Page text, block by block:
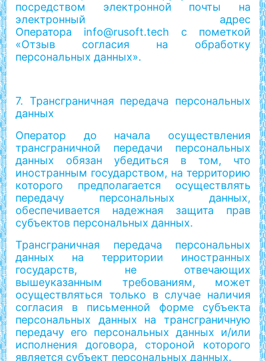
посредством электронной почты на
электронный адрес
Оператора info@rusoft.tech с пометкой
«Отзыв согласия на обработку
персональных данных».
7. Трансграничная передача персональных
данных
Оператор до начала осуществления
трансграничной передачи персональных
данных обязан убедиться в том, что
иностранным государством, на территорию
которого предполагается осуществлять
передачу персональных данных,
обеспечивается надежная защита прав
субъектов персональных данных.
Трансграничная передача персональных
данных на территории иностранных
государств, не отвечающих
вышеуказанным требованиям, может
осуществляться только в случае наличия
согласия в письменной форме субъекта
персональных данных на трансграничную
передачу его персональных данных и/или
исполнения договора, стороной которого
является субъект персональных данных.